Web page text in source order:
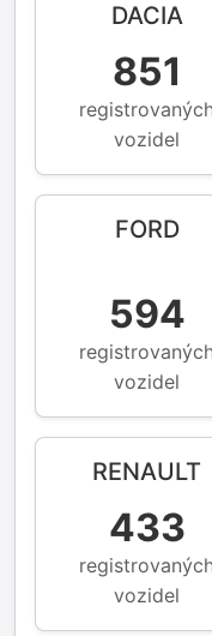
DACIA
851
vozidel
FORD
594
vozidel
RENAULT
433
vozidel